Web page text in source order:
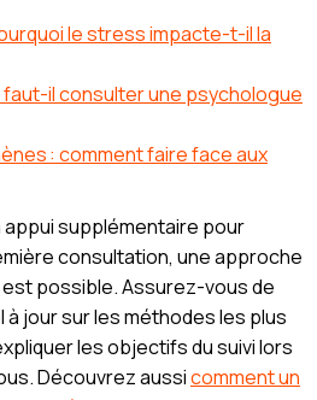
le stress impacte-t-il la
faut-il consulter une psychologue
: comment faire face aux
supplémentaire pour
consultation, une approche
possible. Assurez-vous de
jour sur les méthodes les plus
les objectifs du suivi lors
Découvrez aussicomment un